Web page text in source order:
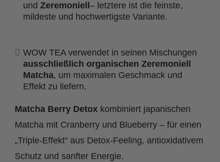
und Zeremoniell – letztere ist die feinste,
mildeste und hochwertigste Variante.
WOW TEA verwendet in seinen Mischungen
ausschließlich organischen Zeremoniell
Matcha, um maximalen Geschmack und
Effekt zu liefern.
Matcha Berry Detox kombiniert japanischen
Matcha mit Cranberry und Blueberry – für einen
„Triple-Effekt“ aus Detox-Feeling, antioxidativem
Schutz und sanfter Energie.